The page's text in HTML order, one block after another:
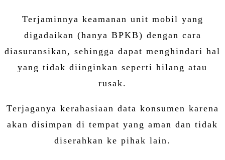
Terjaminnya keamanan unit mobil yang
digadaikan (hanya BPKB) dengan cara
diasuransikan, sehingga dapat menghindari hal
yang tidak diinginkan seperti hilang atau
rusak.
Terjaganya kerahasiaan data konsumen karena
akan disimpan di tempat yang aman dan tidak
diserahkan ke pihak lain.